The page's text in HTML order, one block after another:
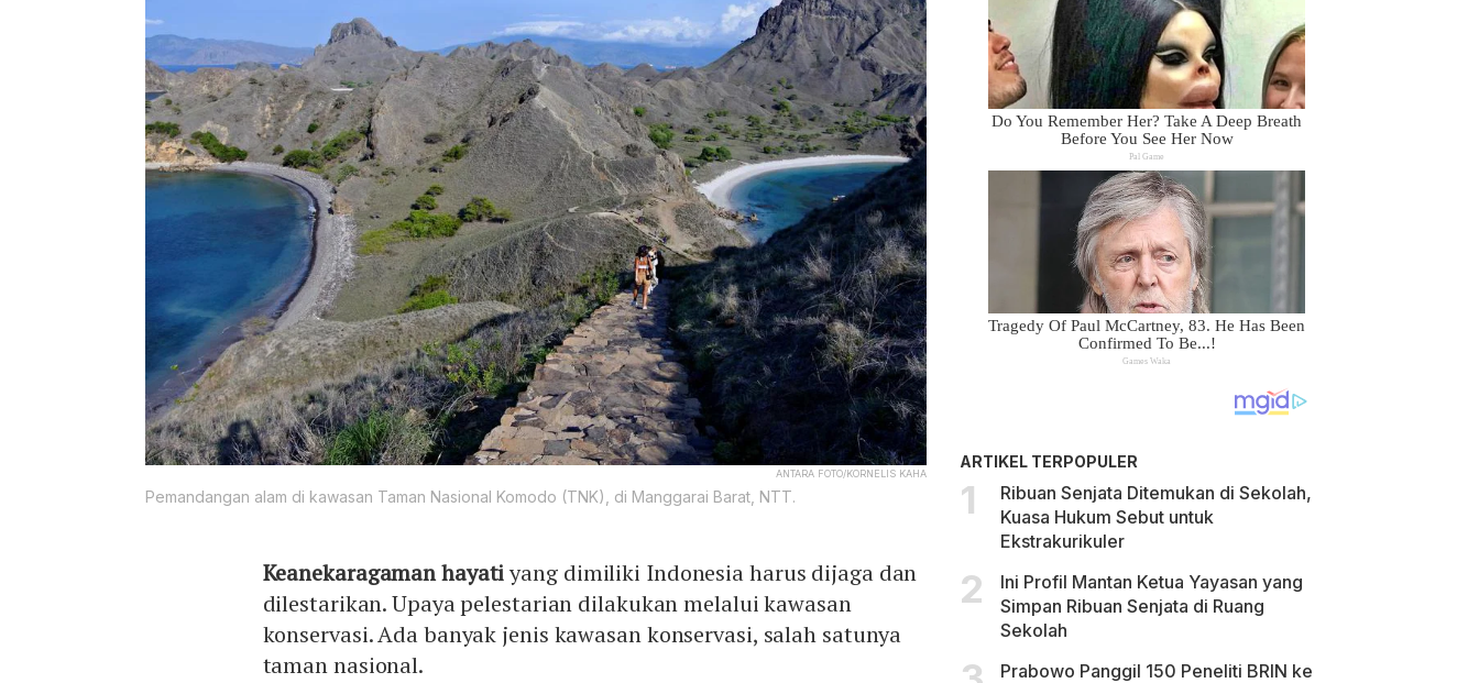
ANTARA FOTO/KORNELIS KAHA
Pemandangan alam di kawasan Taman Nasional Komodo (TNK), di Manggarai Barat, NTT.
Keanekaragaman hayatiyang dimiliki Indonesia harus dijaga dan
dilestarikan. Upaya pelestarian dilakukan melalui kawasan
konservasi. Ada banyak jenis kawasan konservasi, salah satunya
taman nasional.
ARTIKEL TERPOPULER
Ribuan Senjata Ditemukan di Sekolah,
Kuasa Hukum Sebut untuk
Ekstrakurikuler
Ini Profil Mantan Ketua Yayasan yang
Simpan Ribuan Senjata di Ruang
Sekolah
Prabowo Panggil 150 Peneliti BRIN ke